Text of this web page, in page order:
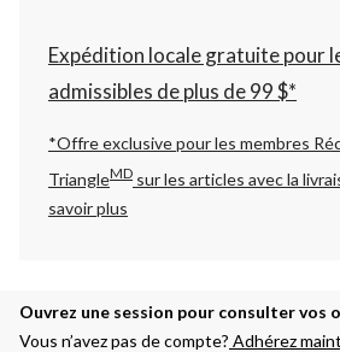
Expédition locale gratuite pour
admissibles de plus de 99 $*
*Offre exclusive pour les membres
TriangleMD sur les articles avec la
savoir plus
Ouvrez une session pour consulter vos
Vous n’avez pas de compte? Adhérez